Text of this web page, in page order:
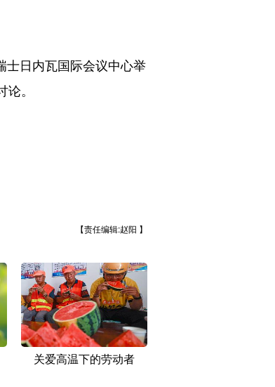
日内瓦国际会议中心举
。
【责任编辑:赵阳 】
关爱高温下的劳动者